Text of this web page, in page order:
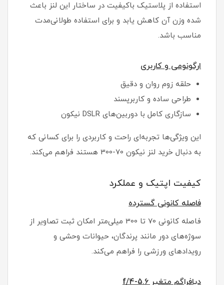
استفاده از پلاستیک باکیفیت در ساختار این لنز باعث
شده وزن آن کاهش یابد و برای استفاده طولانی‌مدت
مناسب باشد.
ارگونومی و کاربری
حلقه زوم روان و دقیق
طراحی ساده و کاربرپسند
سازگاری کامل با دوربین‌های DSLR نیکون
این ویژگی‌ها تجربه‌ای راحت و کاربردی را برای کسانی که
به دنبال خرید لنز نیکون 70-300 هستند فراهم می‌کند.
کیفیت اپتیک و عملکرد
فاصله کانونی گسترده
فاصله کانونی 70 تا 300 میلی‌متر امکان ثبت تصاویر از
سوژه‌های دور مانند پرندگان، حیوانات وحشی و
رویدادهای ورزشی را فراهم می‌کند.
دیافراگم متغیر f/4-5.6